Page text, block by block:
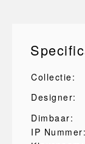
Collectie:
Designer:
Dimbaar:
IP Nummer: